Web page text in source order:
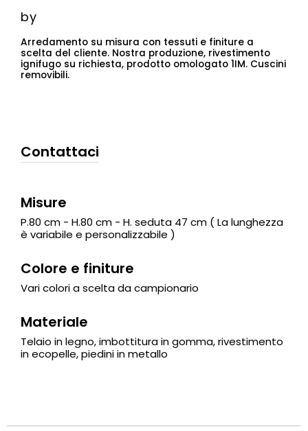
by
Arredamento su misura con tessuti e finiture a
scelta del cliente. Nostra produzione, rivestimento
ignifugo su richiesta, prodotto omologato 1IM. Cuscini
removibili.
Contattaci
Misure
P.80 cm - H.80 cm - H. seduta 47 cm ( La lunghezza
è variabile e personalizzabile )
Colore e finiture
Vari colori a scelta da campionario
Materiale
Telaio in legno, imbottitura in gomma, rivestimento
in ecopelle, piedini in metallo